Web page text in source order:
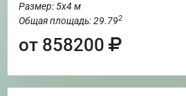
Размер: 5х4 м
Общая площадь: 29.792
от 858200